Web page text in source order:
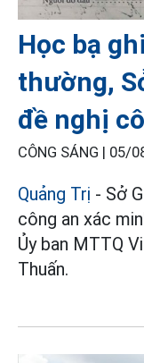
Học bạ
thường,
đề nghị
CÔNG SÁNG | 05/
Quảng Trị - Sở
công an xác
Ủy ban MTTQ
Thuấn.